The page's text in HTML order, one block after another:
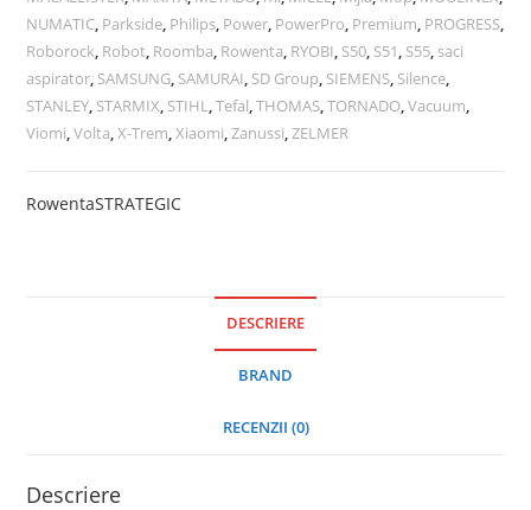
NUMATIC, Parkside, Philips, Power, PowerPro, Premium, PROGRESS,
Roborock, Robot, Roomba, Rowenta, RYOBI, S50, S51, S55, saci
aspirator, SAMSUNG, SAMURAI, SD Group, SIEMENS, Silence,
STANLEY, STARMIX, STIHL,Tefal,THOMAS,TORNADO,Vacuum,
Viomi,Volta,X-Trem,Xiaomi,Zanussi,ZELMER
RowentaSTRATEGIC
DESCRIERE
BRAND
RECENZII (0)
Descriere